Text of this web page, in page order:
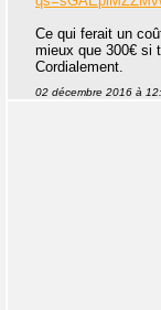
Ce qui ferait un
mieux que 300€ si
Cordialement.
02 décembre 2016 à